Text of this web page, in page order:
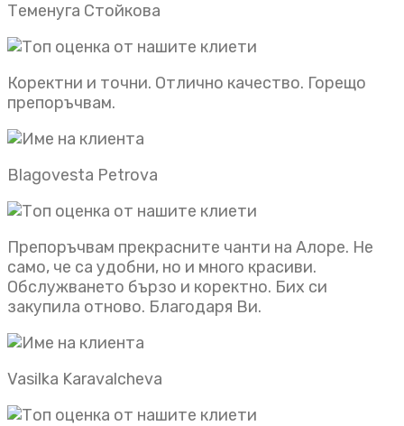
Теменуга Стойкова
Коректни и точни. Отлично качество. Горещо
препоръчвам.
Blagovesta Petrova
Препоръчвам прекрасните чанти на Алоре. Не
само, че са удобни, но и много красиви.
Обслужването бързо и коректно. Бих си
закупила отново. Благодаря Ви.
Vasilka Karavalcheva